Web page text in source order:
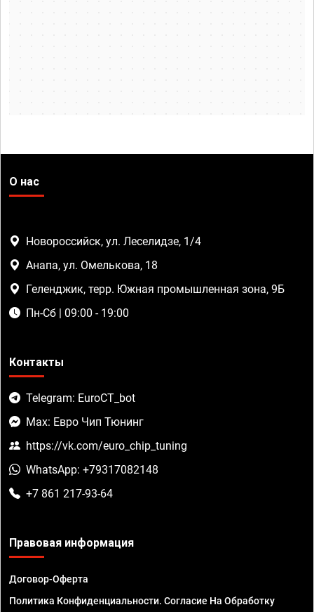
О нас
Новороссийск, ул. Леселидзе, 1/4
Анапа, ул. Омелькова, 18
Геленджик, терр. Южная промышленная зона, 9Б
Пн-Сб | 09:00 - 19:00
Контакты
Telegram: EuroCT_bot
Max: Евро Чип Тюнинг
https://vk.com/euro_chip_tuning
WhatsApp: +79317082148
+7 861 217-93-64
Правовая информация
Договор-Оферта
Политика Конфиденциальности. Согласие На Обработку